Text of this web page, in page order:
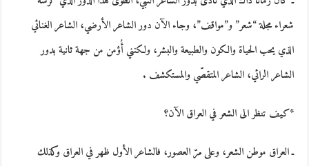
شعراء مجلة “شعر” و”مواقف”، وجاء الآن دور الشاعر الأرضي، الشاعر الغنائي
الذي يحب الحياة والكون والطبيعة والبشر، ولكنني أُؤمن من جهة ثانية بدور
الشاعر الرائي، الشاعر المتقصّي والمستكشف .
*كيف تنظر الى الشعر في العراق الآن؟
ـ العراق موطن الشعر، وعلى مرّ العصور، فالشاعر الأول ظهر في العراق وكذلك